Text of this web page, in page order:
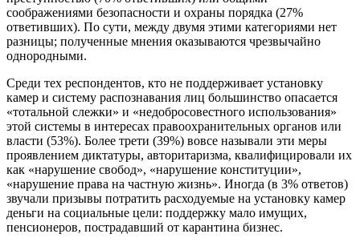
соображениями безопасности и охраны порядка (27%
ответивших). По сути, между двумя этими категориями нет
разницы; полученные мнения оказываются чрезвычайно
однородными.
Среди тех респондентов, кто не поддерживает установку
камер и систему распознавания лиц большинство опасается
«тотальной слежки» и «недобросовестного использования»
этой системы в интересах правоохранительных органов или
власти (53%). Более трети (39%) вовсе называли эти меры
проявлением диктатуры, авторитаризма, квалифицировали их
как «нарушение свобод», «нарушение конституции»,
«нарушение права на частную жизнь». Иногда (в 3% ответов)
звучали призывы потратить расходуемые на установку камер
деньги на социальные цели: поддержку мало имущих,
пенсионеров, пострадавший от карантина бизнес.